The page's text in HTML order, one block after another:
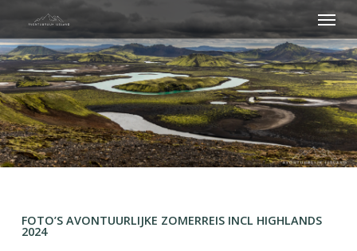
main
content
Menu
FOTO’S AVONTUURLIJKE ZOMERREIS INCL HIGHLANDS
2024